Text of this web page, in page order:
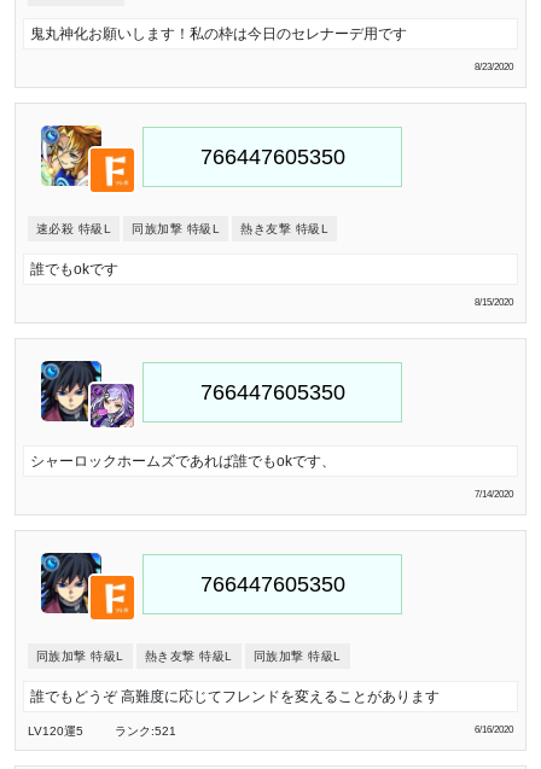
鬼丸神化お願いします！私の枠は今日のセレナーデ用です
8/23/2020
速必殺 特級L 同族加撃 特級L 熱き友撃 特級L
誰でもokです
8/15/2020
シャーロックホームズであれば誰でもokです、
7/14/2020
同族加撃 特級L 熱き友撃 特級L 同族加撃 特級L
誰でもどうぞ 高難度に応じてフレンドを変えることがあります
LV120運5 ランク:521 6/16/2020